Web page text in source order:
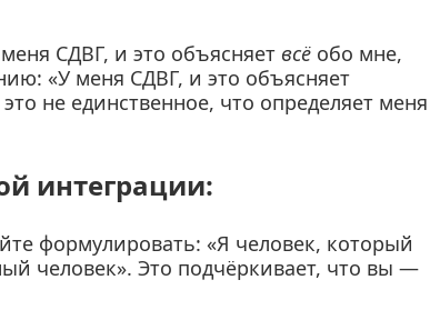
СДВГ, и это объясняет всёобо мне,
«У меня СДВГ, и это объясняет
не единственное, что определяет меня
интеграции:
формулировать: «Я человек, который
человек». Это подчёркивает, что вы —